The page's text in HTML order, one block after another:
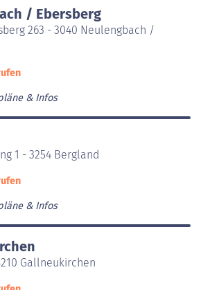
/ Ebersberg
263 - 3040 Neulengbach /
& Infos
1 - 3254 Bergland
& Infos
Gallneukirchen